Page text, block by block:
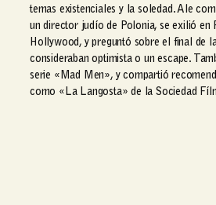
temas existenciales y la soledad. Ale
un director judío de Polonia, se exilió en
Hollywood, y preguntó sobre el final de
consideraban optimista o un escape.
serie «Mad Men», y compartió
como «La Langosta» de la Sociedad